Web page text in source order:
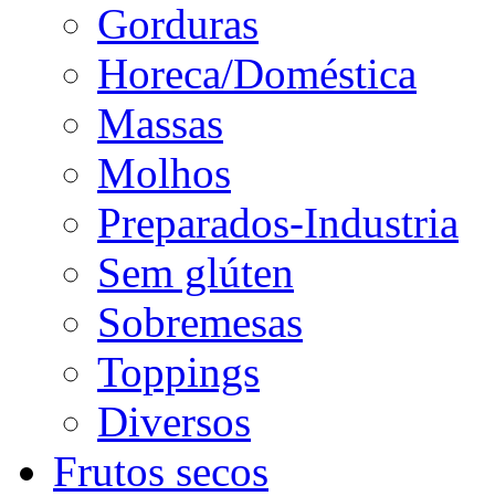
Gorduras
Horeca/Doméstica
Massas
Molhos
Preparados-Industria
Sem glúten
Sobremesas
Toppings
Diversos
Frutos secos